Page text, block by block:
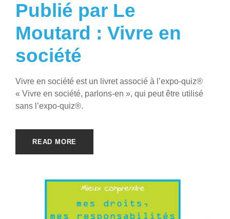
Publié par Le
Moutard : Vivre en
société
Vivre en société est un livret associé à l’expo-quiz®
« Vivre en société, parlons-en », qui peut être utilisé
sans l’expo-quiz®.
READ MORE